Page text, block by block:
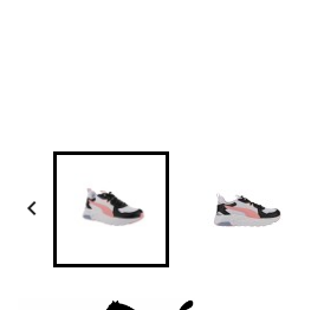
